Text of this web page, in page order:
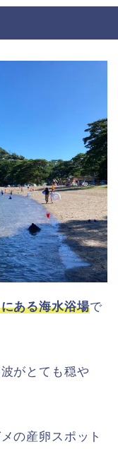
ある海水浴場で
がとても穏や
の産卵スポット